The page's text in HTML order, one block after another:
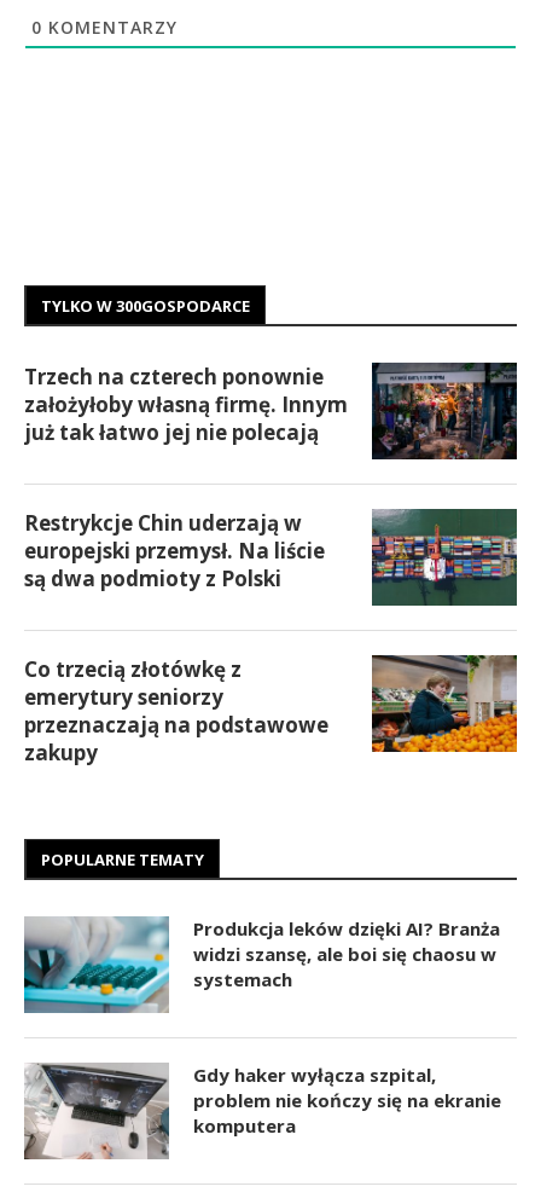
0 KOMENTARZY
TYLKO W 300GOSPODARCE
Trzech na czterech ponownie
założyłoby własną firmę. Innym
już tak łatwo jej nie polecają
Restrykcje Chin uderzają w
europejski przemysł. Na liście
są dwa podmioty z Polski
Co trzecią złotówkę z
emerytury seniorzy
przeznaczają na podstawowe
zakupy
POPULARNE TEMATY
Produkcja leków dzięki AI? Branża
widzi szansę, ale boi się chaosu w
systemach
Gdy haker wyłącza szpital,
problem nie kończy się na ekranie
komputera